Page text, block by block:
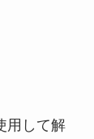
用して解